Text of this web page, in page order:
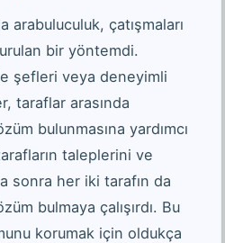
çatışmaları
bir yöntemdi.
şefleri veya deneyimli
taraflar arasında
bulunmasına yardımcı
taleplerini ve
sonra her iki tarafın da
bulmaya çalışırdı. Bu
korumak için oldukça